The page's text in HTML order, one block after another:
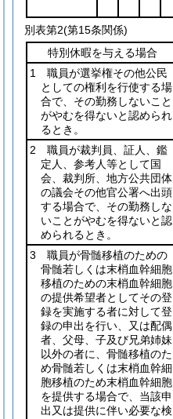
別表第2(第15条関係)
特別休暇を与える場合
1 職員が選挙権その他公民
としての権利を行使する場
合で、その勤務しないこと
がやむを得ないと認められ
るとき。
2 職員が裁判員、証人、鑑
定人、参考人等として国
会、裁判所、地方公共団体
の議会その他官公署へ出頭
する場合で、その勤務しな
いことがやむを得ないと認
められるとき。
3 職員が骨髄移植のための
骨髄若しくは末梢血幹細胞
移植のための末梢血幹細胞
の提供希望者としてその登
録を実施する者に対して登
録の申出を行い、又は配偶
者、父母、子及び兄弟姉妹
以外の者に、骨髄移植のた
め骨髄若しくは末梢血幹細
胞移植のため末梢血幹細胞
を提供する場合で、当該申
出又は提供に伴い必要な検